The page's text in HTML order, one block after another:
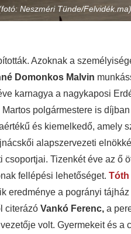
Neszméri Tünde/Felvidék.ma)
Azoknak a
Domonkos Malvin
karnagya a nagykaposi
Martos polgármestere is
és kiemelkedő, amely
alapszervezeti
Tizenkét éve az ő
fellépési lehetőséget. Tóth
eredménye a pogrányi
citerázó Vankó Ferenc, a
volt. Gyermekeit és a